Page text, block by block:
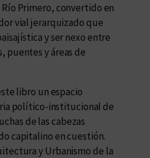
Primero, convertido en
vial jerarquizado que
y ser nexo entre
puentes y áreas de
libro un espacio
político-institucional de
de las cabezas
capitalino en cuestión.
y Urbanismo de la